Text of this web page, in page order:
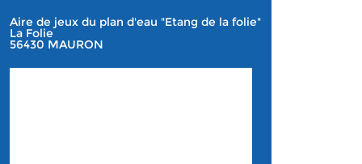
Aire de jeux du plan d'eau "Etang de la folie"
La Folie
56430 MAURON